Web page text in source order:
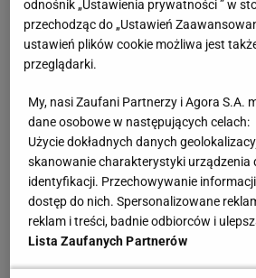
ważnym dla siebie tygodniu na
W czwartek drużynę Xaviego
Clasico z Realem Madryt na
ramach półfinału Pucharu Króla,
niedzielę o 16:15 Barcelona
Camp Nou z Valencią.
Za tydzień Katalończycy mogą
finału krajowego pucharu i dalej
najmniej siedmiopunktową
"Królewskimi" w La Liga, a mogą
odnośnik „Ustawienia prywatności ” w
przechodząc do „Ustawień
ustawień plików cookie możliwa jest
przeglądarki.
My, nasi Zaufani Partnerzy i Agora S.A.
dane osobowe w następujących celach:
Użycie dokładnych danych
skanowanie charakterystyki urządzenia
identyfikacji. Przechowywanie
dostęp do nich. Spersonalizowane
reklam i treści, badnie odbiorców i
Lista Zaufanych Partnerów